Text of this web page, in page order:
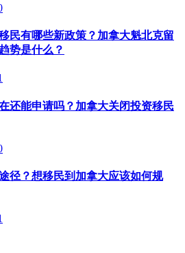
民有哪些新政策？加拿大魁北克留
势是什么？
还能申请吗？加拿大关闭投资移民
径？想移民到加拿大应该如何规